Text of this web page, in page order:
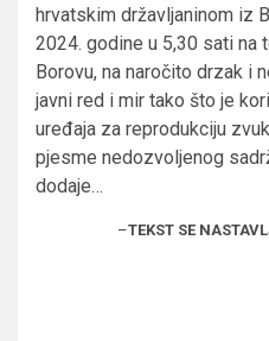
hrvatskim državljaninom iz
2024. godine u 5,30 sati na
Borovu, na naročito drzak i
javni red i mir tako što je
uređaja za reprodukciju
pjesme nedozvoljenog
dodaje…
–TEKST SE